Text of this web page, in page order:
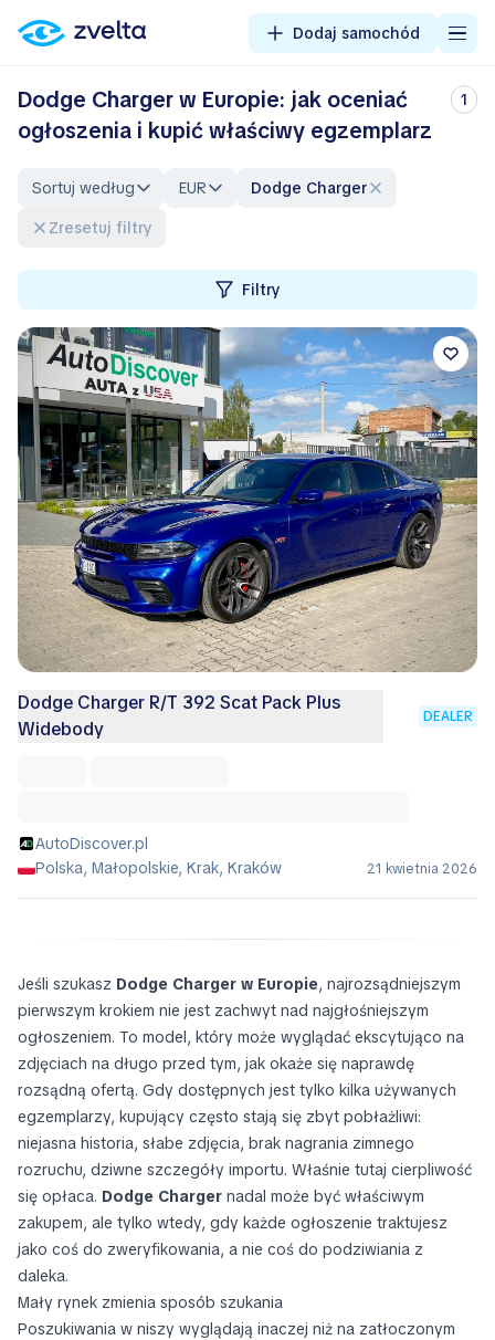
Dodaj samochód
Dodge Charger w Europie: jak oceniać
ogłoszenia i kupić właściwy egzemplarz
1
Sortuj według EUR
Dodge Charger
Zresetuj filtry
Filtry
Dodge Charger R/T 392 Scat Pack Plus
Widebody
DEALER
AutoDiscover.pl
Polska, Małopolskie, Krak, Kraków
21 kwietnia 2026
Jeśli szukasz Dodge Charger w Europie, najrozsądniejszym
pierwszym krokiem nie jest zachwyt nad najgłośniejszym
ogłoszeniem. To model, który może wyglądać ekscytująco na
zdjęciach na długo przed tym, jak okaże się naprawdę
rozsądną ofertą. Gdy dostępnych jest tylko kilka używanych
egzemplarzy, kupujący często stają się zbyt pobłażliwi:
niejasna historia, słabe zdjęcia, brak nagrania zimnego
rozruchu, dziwne szczegóły importu. Właśnie tutaj cierpliwość
się opłaca. Dodge Charger nadal może być właściwym
zakupem, ale tylko wtedy, gdy każde ogłoszenie traktujesz
jako coś do zweryfikowania, a nie coś do podziwiania z
daleka.
Mały rynek zmienia sposób szukania
Poszukiwania w niszy wyglądają inaczej niż na zatłoczonym